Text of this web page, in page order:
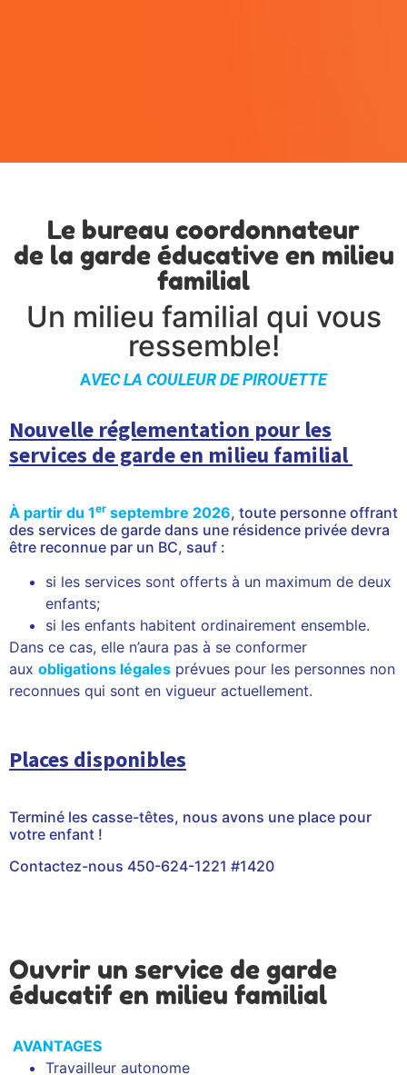
Le bureau coordonnateur
de la garde éducative en milieu
familial
Un milieu familial qui vous
ressemble!
AVEC LA COULEUR DE PIROUETTE
Nouvelle réglementation pour les
services de garde en milieu familial
À partir du 1er septembre 2026, toute personne offrant
des services de garde dans une résidence privée devra
être reconnue par un BC, sauf :
si les services sont offerts à un maximum de deux
enfants;
si les enfants habitent ordinairement ensemble.
Dans ce cas, elle n’aura pas à se conformer
aux obligations légales prévues pour les personnes non
reconnues qui sont en vigueur actuellement.
Places disponibles
Terminé les casse-têtes, nous avons une place pour
votre enfant !
Contactez-nous 450-624-1221 #1420
Ouvrir un service de garde
éducatif en milieu familial
AVANTAGES
Travailleur autonome